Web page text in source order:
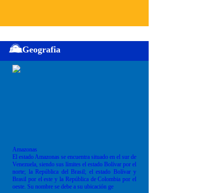
Geografia
Amazonas
El estado Amazonas se encuentra situado en el sur de
Venezuela, siendo sus límites el estado Bolívar por el
norte; la República del Brasil; el estado Bolívar y
Brasil por el este y la República de Colombia por el
oeste. Su nombre se debe a su ubicación ge